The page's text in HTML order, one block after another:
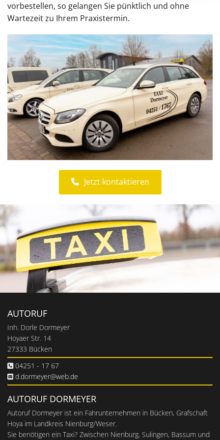
vorbestellen, so gelangen Sie pünktlich und ohne
Wartezeit zu Ihrem Praxistermin.
Jetzt kontaktieren
AUTORUF
Inh. Dorle Dormeyer
Hoyaer Str. 14
27333 Bücken
 04251 - 17 67
 d.dormeyer@web.de
AUTORUF DORMEYER
Autoruf Dormeyer ist ein Fahrunternehmen in Bücken, Grafschaft
Hoya im Landkreis Nienburg/Weser.
Sie benötigen ein Taxi? Zwischen Nienburg, Sulingen, Bassum und